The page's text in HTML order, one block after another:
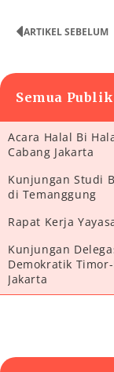
ARTIKEL SEBELUM
Semua
Acara Halal Bi
Cabang Jakarta
Kunjungan Studi
di Temanggung
Rapat Kerja
Kunjungan
Demokratik
Jakarta